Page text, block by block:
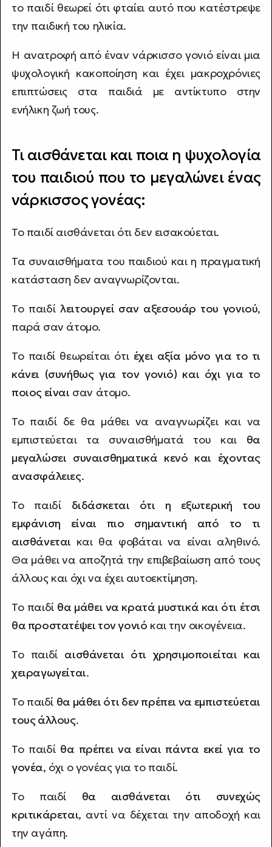
το παιδί θεωρεί ότι φταίει αυτό που κατέστρεψε
την παιδική του ηλικία.
Η ανατροφή από έναν νάρκισσο γονιό είναι μια
ψυχολογική κακοποίηση και έχει μακροχρόνιες
επιπτώσεις στα παιδιά με αντίκτυπο στην
ενήλικη ζωή τους.
Τι αισθάνεται και ποια η ψυχολογία
του παιδιού που το μεγαλώνει ένας
νάρκισσος γονέας:
Το παιδί αισθάνεται ότι δεν εισακούεται.
Τα συναισθήματα του παιδιού και η πραγματική
κατάσταση δεν αναγνωρίζονται.
Το παιδίλειτουργεί σαν αξεσουάρ του γονιού,
παρά σαν άτομο.
Το παιδί θεωρείται ότι έχει αξία μόνο για το τι
κάνει (συνήθως για τον γονιό) και όχι για το
ποιος είναι σαν άτομο.
Το παιδί δε θα μάθει να αναγνωρίζει και να
εμπιστεύεται τα συναισθήματά του και θα
μεγαλώσει συναισθηματικά κενό και έχοντας
ανασφάλειες.
Το παιδί διδάσκεται ότι η εξωτερική του
εμφάνιση είναι πιο σημαντική από το τι
αισθάνεται και θα φοβάται να είναι αληθινό.
Θα μάθει να αποζητά την επιβεβαίωση από τους
άλλους και όχι να έχει αυτοεκτίμηση.
Το παιδί θα μάθει να κρατά μυστικά και ότι έτσι
θα προστατέψει τον γονιό και την οικογένεια.
Το παιδί αισθάνεται ότι χρησιμοποιείται και
χειραγωγείται.
Το παιδί θα μάθει ότι δεν πρέπει να εμπιστεύεται
τους άλλους.
Το παιδί θα πρέπει να είναι πάντα εκεί για το
γονέα, όχι ο γονέας για το παιδί.
Το παιδί θα αισθάνεται ότι συνεχώς
κριτικάρεται, αντί να δέχεται την αποδοχή και
την αγάπη.